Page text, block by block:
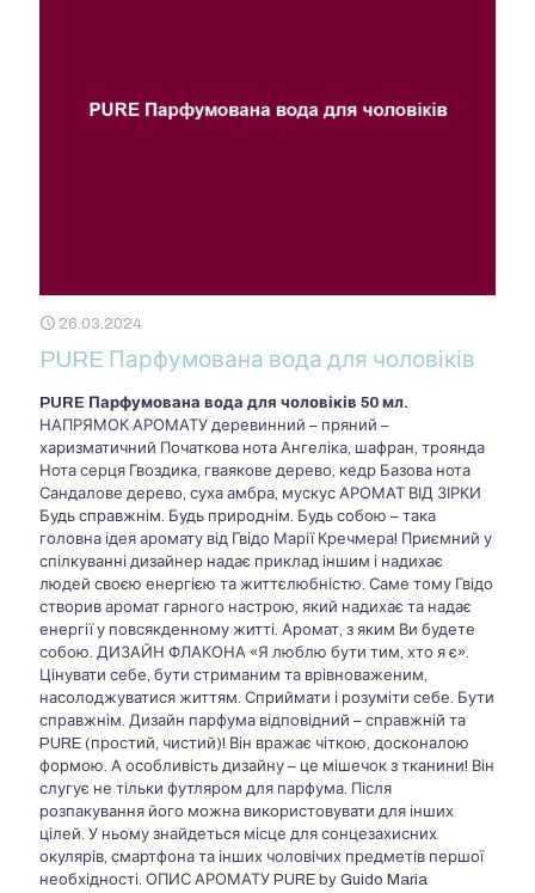
26.03.2024
PURE Парфумована вода для чоловіків
PURE Парфумована вода для чоловіків 50 мл.
НАПРЯМОК АРОМАТУ деревинний – пряний –
харизматичний Початкова нота Ангеліка, шафран, троянда
Нота серця Гвоздика, гваякове дерево, кедр Базова нота
Сандалове дерево, суха амбра, мускус АРОМАТ ВІД ЗІРКИ
Будь справжнім. Будь природнім. Будь собою – така
головна ідея аромату від Гвідо Марії Кречмера! Приємний у
спілкуванні дизайнер надає приклад іншим і надихає
людей своєю енергією та життєлюбністю. Саме тому Гвідо
створив аромат гарного настрою, який надихає та надає
енергії у повсякденному житті. Аромат, з яким Ви будете
собою. ДИЗАЙН ФЛАКОНА «Я люблю бути тим, хто я є».
Цінувати себе, бути стриманим та врівноваженим,
насолоджуватися життям. Сприймати і розуміти себе. Бути
справжнім. Дизайн парфума відповідний – справжній та
PURE (простий, чистий)! Він вражає чіткою, досконалою
формою. А особливість дизайну – це мішечок з тканини! Він
слугує не тільки футляром для парфума. Після
розпакування його можна використовувати для інших
цілей. У ньому знайдеться місце для сонцезахисних
окулярів, смартфона та інших чоловічих предметів першої
необхідності. ОПИС АРОМАТУ PURE by Guido Maria